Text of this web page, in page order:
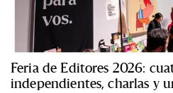
Feria de Editores 2026:
independientes, charlas y